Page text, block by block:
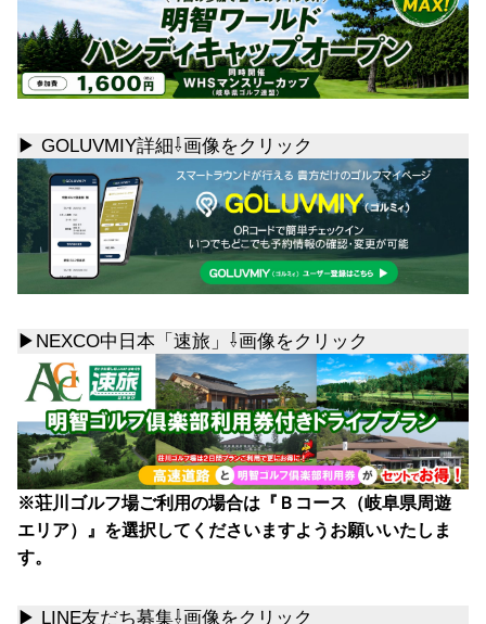
▶ GOLUVMIY詳細⇩画像をクリック
▶NEXCO中日本「速旅」⇩画像をクリック
※荘川ゴルフ場ご利用の場合は『Ｂコース（岐阜県周遊
エリア）』を選択してくださいますようお願いいたしま
す。
▶ LINE友だち募集⇩画像をクリック